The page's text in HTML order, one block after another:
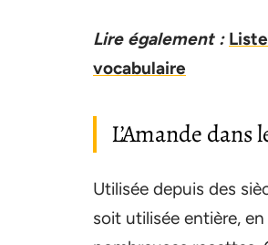
Lire également :
vocabulaire
L’Amande dans
Utilisée depuis des
soit utilisée entière,